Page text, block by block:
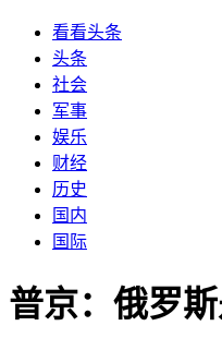
看看头条
头条
社会
军事
娱乐
财经
历史
国内
国际
普京：俄罗